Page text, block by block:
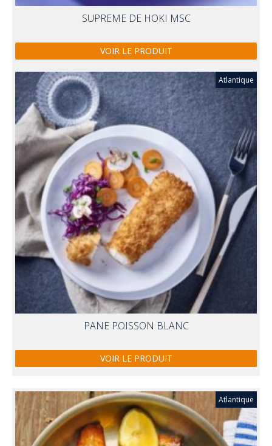
SUPREME DE HOKI MSC
VOIR LE PRODUIT
Atlantique
PANE POISSON BLANC
VOIR LE PRODUIT
Atlantique